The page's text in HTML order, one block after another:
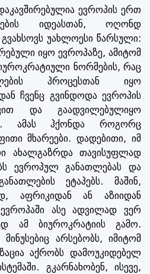
ევროპის ერთ
იდეასთან, ოღონდ
უახლოესი წარსული:
იყო ევროპაზე, ამიტომ
ნორმების, რაც
პროცესთან იყო
ჩვენც გვინდოდა ევროპის
და გაადვილებულიყო
ამას ჰქონდა როგორც
მხარეები. დადებითი, იმ
ახალგაზრდა თავისუფლად
ევროპულ განათლებას და
ეტაპებს. მაშინ,
აფრიკიდან ან აზიიდან
ასე ადვილად ვერ
ამ ბიუროკრატიის გამო.
არსებობს, იმიტომ
აქრობს დამოუკიდებელ
გკარნახობენ, ისევე,